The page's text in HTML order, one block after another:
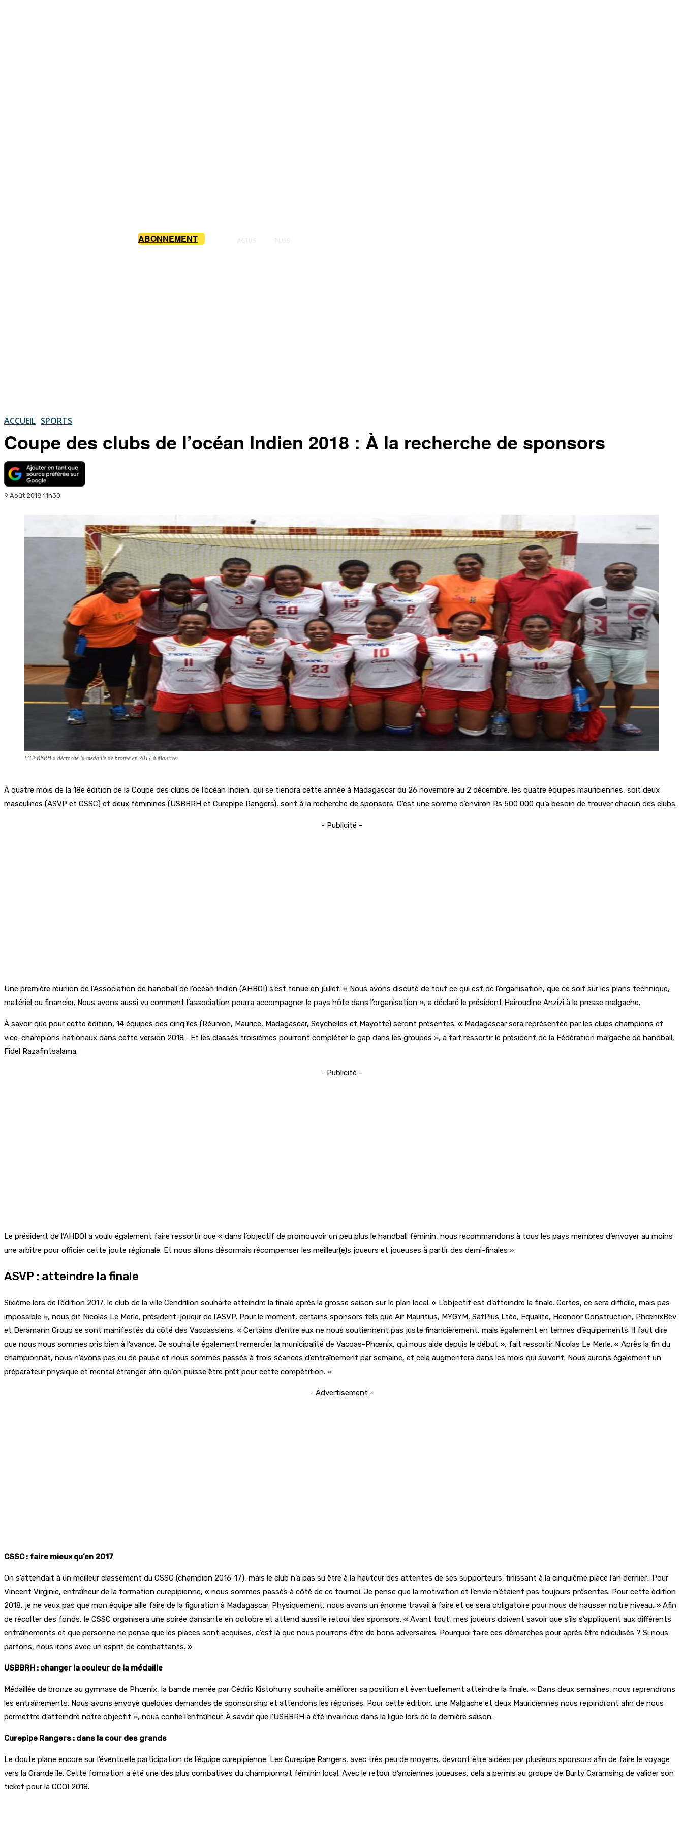
ABONNEMENT
ACCUEIL SPORTS
Coupe des clubs de l’océan Indien 2018 : À la recherche de sponsors
9 Août 2018 11h30
L’USBBRH a décroché la médaille de bronze en 2017 à Maurice
À quatre mois de la 18e édition de la Coupe des clubs de l’océan Indien, qui se tiendra cette année à Madagascar du 26 novembre au 2 décembre, les quatre équipes mauriciennes, soit deux
masculines (ASVP et CSSC) et deux féminines (USBBRH et Curepipe Rangers), sont à la recherche de sponsors. C’est une somme d’environ Rs 500 000 qu’a besoin de trouver chacun des clubs.
- Publicité -
Une première réunion de l’Association de handball de l’océan Indien (AHBOI) s’est tenue en juillet. « Nous avons discuté de tout ce qui est de l’organisation, que ce soit sur les plans technique,
matériel ou financier. Nous avons aussi vu comment l’association pourra accompagner le pays hôte dans l’organisation », a déclaré le président Hairoudine Anzizi à la presse malgache.
À savoir que pour cette édition, 14 équipes des cinq îles (Réunion, Maurice, Madagascar, Seychelles et Mayotte) seront présentes. « Madagascar sera représentée par les clubs champions et
vice-champions nationaux dans cette version 2018… Et les classés troisièmes pourront compléter le gap dans les groupes », a fait ressortir le président de la Fédération malgache de handball,
Fidel Razafintsalama.
- Publicité -
Le président de l’AHBOI a voulu également faire ressortir que « dans l’objectif de promouvoir un peu plus le handball féminin, nous recommandons à tous les pays membres d’envoyer au moins
une arbitre pour officier cette joute régionale. Et nous allons désormais récompenser les meilleur(e)s joueurs et joueuses à partir des demi-finales ».
ASVP : atteindre la finale
Sixième lors de l’édition 2017, le club de la ville Cendrillon souhaite atteindre la finale après la grosse saison sur le plan local. « L’objectif est d’atteindre la finale. Certes, ce sera difficile, mais pas
impossible », nous dit Nicolas Le Merle, président-joueur de l’ASVP. Pour le moment, certains sponsors tels que Air Mauritius, MYGYM, SatPlus Ltée, Equalite, Heenoor Construction, PhœnixBev
et Deramann Group se sont manifestés du côté des Vacoassiens. « Certains d’entre eux ne nous soutiennent pas juste financièrement, mais également en termes d’équipements. Il faut dire
que nous nous sommes pris bien à l’avance. Je souhaite également remercier la municipalité de Vacoas-Phœnix, qui nous aide depuis le début », fait ressortir Nicolas Le Merle. « Après la fin du
championnat, nous n’avons pas eu de pause et nous sommes passés à trois séances d’entraînement par semaine, et cela augmentera dans les mois qui suivent. Nous aurons également un
préparateur physique et mental étranger afin qu’on puisse être prêt pour cette compétition. »
- Advertisement -
CSSC : faire mieux qu’en 2017
On s’attendait à un meilleur classement du CSSC (champion 2016-17), mais le club n’a pas su être à la hauteur des attentes de ses supporteurs, finissant à la cinquième place l’an dernier,. Pour
Vincent Virginie, entraîneur de la formation curepipienne, « nous sommes passés à côté de ce tournoi. Je pense que la motivation et l’envie n’étaient pas toujours présentes. Pour cette édition
2018, je ne veux pas que mon équipe aille faire de la figuration à Madagascar. Physiquement, nous avons un énorme travail à faire et ce sera obligatoire pour nous de hausser notre niveau. » Afin
de récolter des fonds, le CSSC organisera une soirée dansante en octobre et attend aussi le retour des sponsors. « Avant tout, mes joueurs doivent savoir que s’ils s’appliquent aux différents
entraînements et que personne ne pense que les places sont acquises, c’est là que nous pourrons être de bons adversaires. Pourquoi faire ces démarches pour après être ridiculisés ? Si nous
partons, nous irons avec un esprit de combattants. »
USBBRH : changer la couleur de la médaille
Médaillée de bronze au gymnase de Phœnix, la bande menée par Cédric Kistohurry souhaite améliorer sa position et éventuellement atteindre la finale. « Dans deux semaines, nous reprendrons
les entraînements. Nous avons envoyé quelques demandes de sponsorship et attendons les réponses. Pour cette édition, une Malgache et deux Mauriciennes nous rejoindront afin de nous
permettre d’atteindre notre objectif », nous confie l’entraîneur. À savoir que l’USBBRH a été invaincue dans la ligue lors de la dernière saison.
Curepipe Rangers : dans la cour des grands
Le doute plane encore sur l’éventuelle participation de l’équipe curepipienne. Les Curepipe Rangers, avec très peu de moyens, devront être aidées par plusieurs sponsors afin de faire le voyage
vers la Grande île. Cette formation a été une des plus combatives du championnat féminin local. Avec le retour d’anciennes joueuses, cela a permis au groupe de Burty Caramsing de valider son
ticket pour la CCOI 2018.